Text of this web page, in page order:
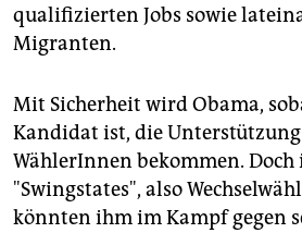
qualifizierten Jobs sowie
Migranten.
Mit Sicherheit wird Obama,
Kandidat ist, die
WählerInnen bekommen.
"Swingstates", also
könnten ihm im Kampf gegen